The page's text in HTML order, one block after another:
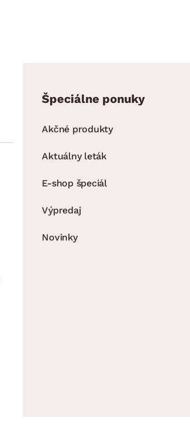
Špeciálne ponuky
Akčné produkty
Aktuálny leták
E-shop špeciál
Výpredaj
Novinky